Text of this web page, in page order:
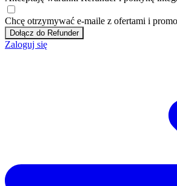
Chcę otrzymywać e-maile z ofertami i
Dołącz do Refunder
Zaloguj się